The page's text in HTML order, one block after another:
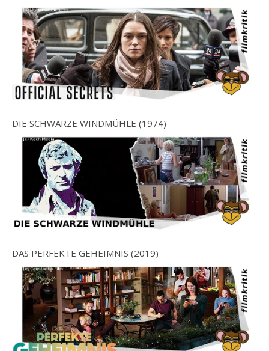
DIE SCHWARZE WINDMÜHLE (1974)
DAS PERFEKTE GEHEIMNIS (2019)